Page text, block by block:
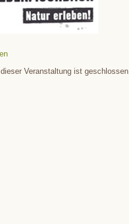
Veranstaltung ist geschlossen.